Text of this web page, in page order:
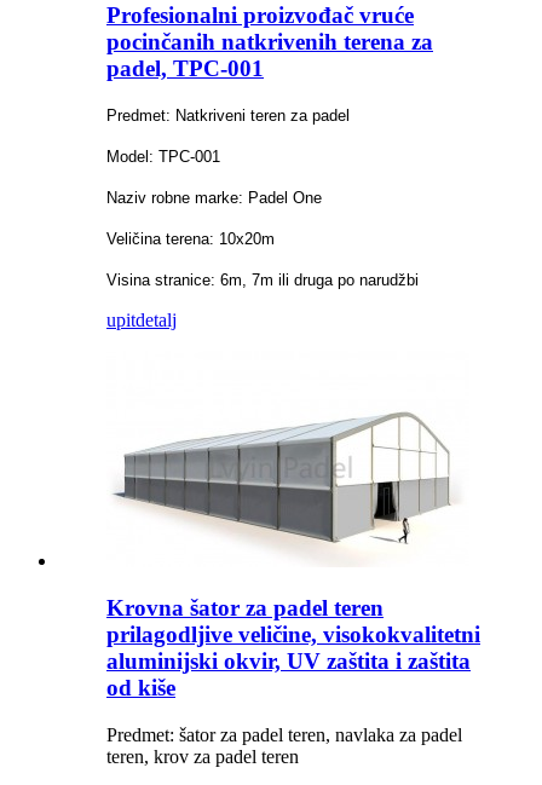
Profesionalni proizvođač vruće
pocinčanih natkrivenih terena za
padel, TPC-001
Predmet: Natkriveni teren za padel
Model: TPC-001
Naziv robne marke: Padel One
Veličina terena: 10x20m
Visina stranice: 6m, 7m ili druga po narudžbi
upitdetalj
Krovna šator za padel teren
prilagodljive veličine, visokokvalitetni
aluminijski okvir, UV zaštita i zaštita
od kiše
Predmet: šator za padel teren, navlaka za padel
teren, krov za padel teren